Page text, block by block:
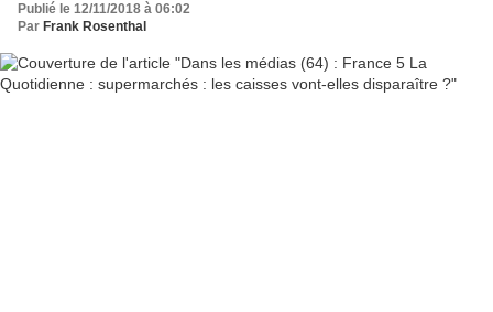
Publié le 12/11/2018 à 06:02
Par Frank Rosenthal